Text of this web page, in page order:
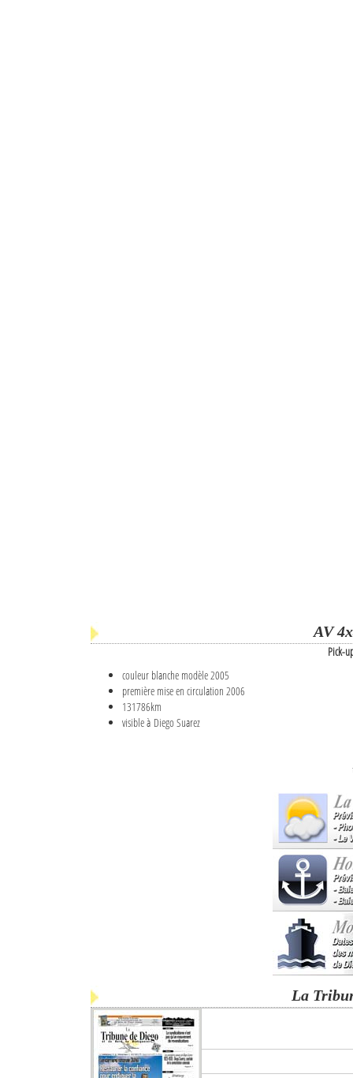
AV
Pick-
couleur blanche modèle 2005
première mise en circulation 2006
131786km
visible à Diego Suarez
La